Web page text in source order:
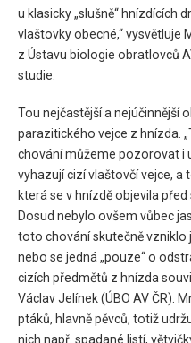
u klasicky „slušně“ hnízdících
vlaštovky obecné,“ vysvětluje
z Ústavu biologie obratlovců
studie.
Tou nejčastější a nejúčinnější
parazitického vejce z hnízda.
chování můžeme pozorovat i
vyhazují cizí vlaštovčí vejce, a
která se v hnízdě objevila
Dosud nebylo ovšem vůbec
toto chování skutečně
nebo se jedná „pouze“ o
cizích předmětů z hnízda
Václav Jelínek (ÚBO AV ČR).
ptáků, hlavně pěvců, totiž
nich např. spadané listí,